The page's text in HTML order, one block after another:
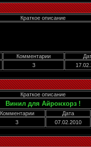
Краткое описание
Комментарии
3
Краткое описание
Винил для Айронхорз !
Комментарии Дата
3 07.02.2010